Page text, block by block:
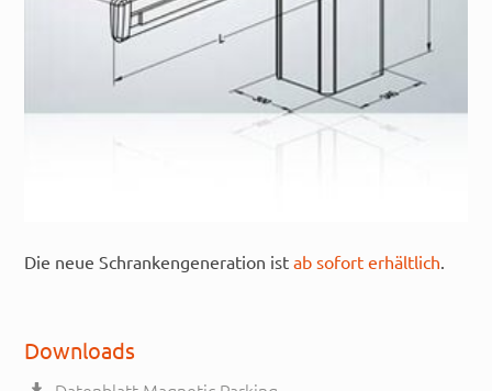
Die neue Schrankengeneration istab sofort erhältlich.
Downloads